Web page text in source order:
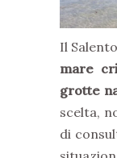
Il
mare
grotte
scelta,
di